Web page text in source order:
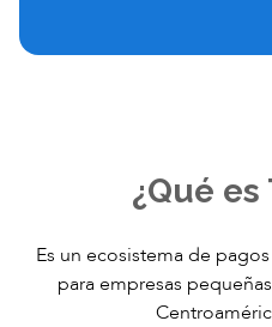
¿Qué
Es un ecosistema de
para empresas